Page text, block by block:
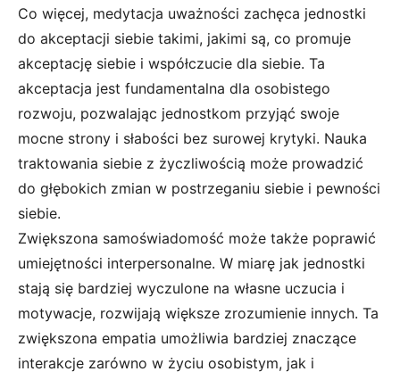
Co więcej, medytacja uważności zachęca jednostki
do akceptacji siebie takimi, jakimi są, co promuje
akceptację siebie i współczucie dla siebie. Ta
akceptacja jest fundamentalna dla osobistego
rozwoju, pozwalając jednostkom przyjąć swoje
mocne strony i słabości bez surowej krytyki. Nauka
traktowania siebie z życzliwością może prowadzić
do głębokich zmian w postrzeganiu siebie i pewności
siebie.
Zwiększona samoświadomość może także poprawić
umiejętności interpersonalne. W miarę jak jednostki
stają się bardziej wyczulone na własne uczucia i
motywacje, rozwijają większe zrozumienie innych. Ta
zwiększona empatia umożliwia bardziej znaczące
interakcje zarówno w życiu osobistym, jak i